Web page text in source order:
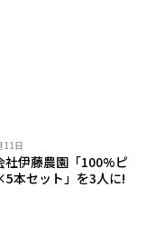
11日
社伊藤農園「100%ピ
本セット」を3人に!